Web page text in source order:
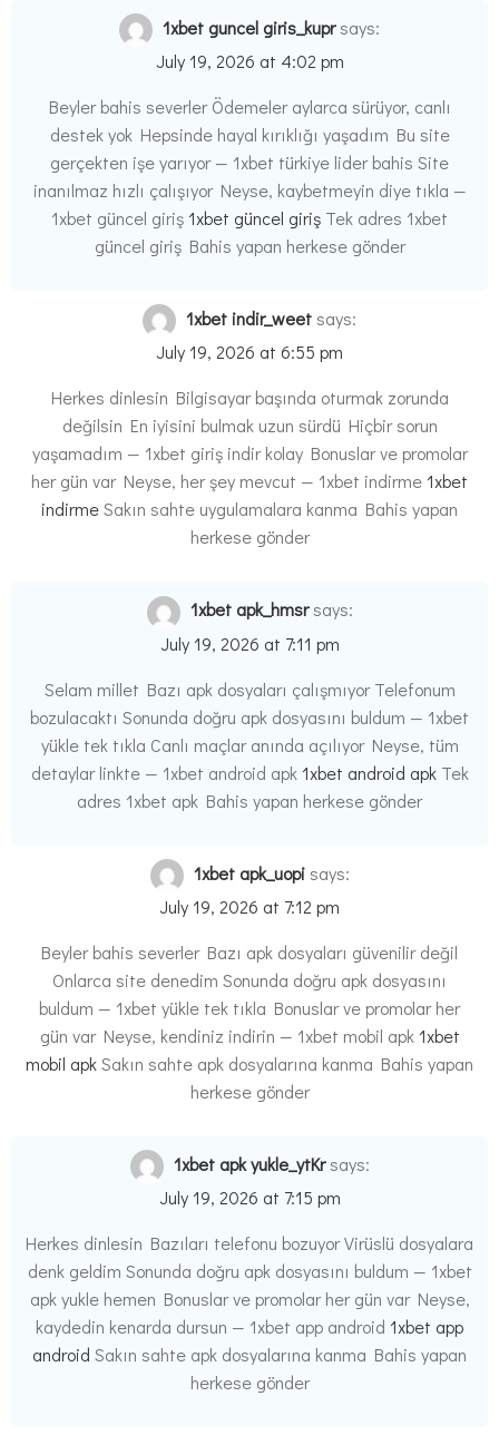
1xbet guncel giris_kuprsays:
July 19, 2026 at 4:02 pm
Beyler bahis severler Ödemeler aylarca sürüyor, canlı
destek yok Hepsinde hayal kırıklığı yaşadım Bu site
gerçekten işe yarıyor — 1xbet türkiye lider bahis Site
inanılmaz hızlı çalışıyor Neyse, kaybetmeyin diye tıkla —
1xbet güncel giriş 1xbet güncel giriş Tek adres 1xbet
güncel giriş Bahis yapan herkese gönder
1xbet indir_weetsays:
July 19, 2026 at 6:55 pm
Herkes dinlesin Bilgisayar başında oturmak zorunda
değilsin En iyisini bulmak uzun sürdü Hiçbir sorun
yaşamadım — 1xbet giriş indir kolay Bonuslar ve promolar
her gün var Neyse, her şey mevcut — 1xbet indirme1xbet
indirmeSakın sahte uygulamalara kanma Bahis yapan
herkese gönder
1xbet apk_hmsr says:
July 19, 2026 at 7:11 pm
Selam millet Bazı apk dosyaları çalışmıyor Telefonum
bozulacaktı Sonunda doğru apk dosyasını buldum — 1xbet
yükle tek tıkla Canlı maçlar anında açılıyor Neyse, tüm
detaylar linkte — 1xbet android apk 1xbet android apkTek
adres 1xbet apk Bahis yapan herkese gönder
1xbet apk_uopi says:
July 19, 2026 at 7:12 pm
Beyler bahis severler Bazı apk dosyaları güvenilir değil
Onlarca site denedim Sonunda doğru apk dosyasını
buldum — 1xbet yükle tek tıkla Bonuslar ve promolar her
gün var Neyse, kendiniz indirin — 1xbet mobil apk1xbet
mobil apkSakın sahte apk dosyalarına kanma Bahis yapan
herkese gönder
1xbet apk yukle_ytKr says:
July 19, 2026 at 7:15 pm
Herkes dinlesin Bazıları telefonu bozuyor Virüslü dosyalara
denk geldim Sonunda doğru apk dosyasını buldum — 1xbet
apk yukle hemen Bonuslar ve promolar her gün var Neyse,
kaydedin kenarda dursun — 1xbet app android 1xbet app
android Sakın sahte apk dosyalarına kanma Bahis yapan
herkese gönder